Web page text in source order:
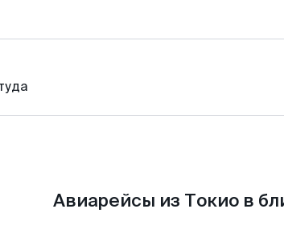
Авиарейсы из Токио в